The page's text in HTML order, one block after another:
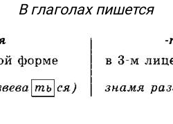
В глаголах пишется